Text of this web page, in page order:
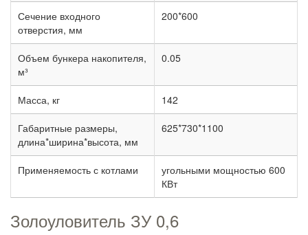
Сечение входного
отверстия, мм
200*600
Объем бункера накопителя,
м³
0.05
Масса, кг 142
Габаритные размеры,
длина*ширина*высота, мм
625*730*1100
Применяемость с котлами
угольными мощностью 600
КВт
Золоуловитель ЗУ 0,6